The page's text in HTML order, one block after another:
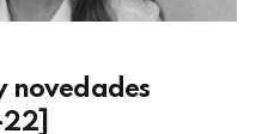
novedades